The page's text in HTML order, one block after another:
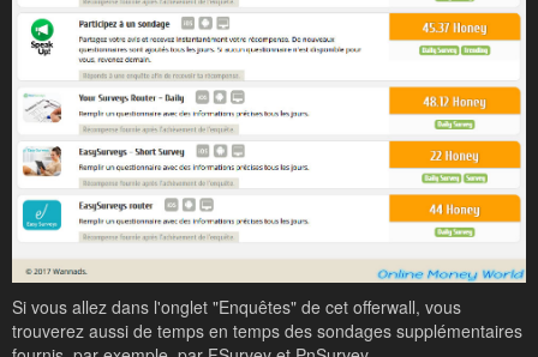
Si vous allez dans l'onglet "Enquêtes" de cet offerwall, vous
trouverez aussi de temps en temps des sondages supplémentaires